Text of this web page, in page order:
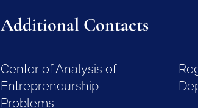
Additional Contacts
Center of Analysis of
Entrepreneurship
Problems